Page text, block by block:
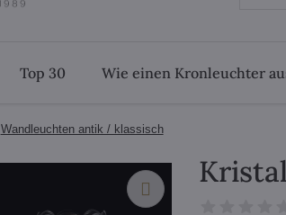
Top 30 Wie einen Kronleuchter
Wandleuchten antik / klassisch